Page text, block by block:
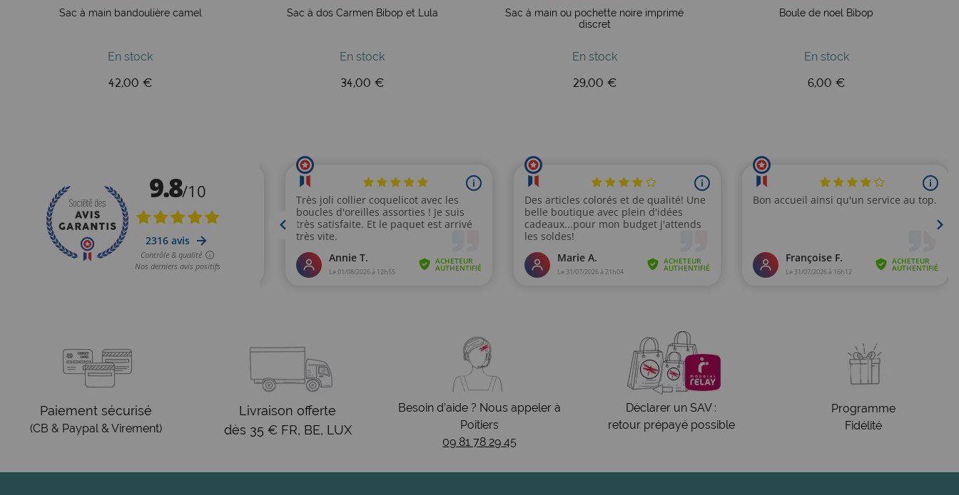
Sac à main bandoulière camel
En stock
42,00 €
Sac à dos Carmen Bibop et Lula
En stock
34,00 €
Sac à main ou pochette noire imprimé
discret
En stock
29,00 €
Boule de noel Bibop
En stock
6,00 €
Paiement sécurisé
(CB & Paypal & Virement)
Livraison offerte
dès 35 € FR, BE, LUX
Besoin d’aide ? Nous appeler à
Poitiers
09 81 78 29 45
Déclarer un SAV :
retour prépayé possible
Programme
Fidélité